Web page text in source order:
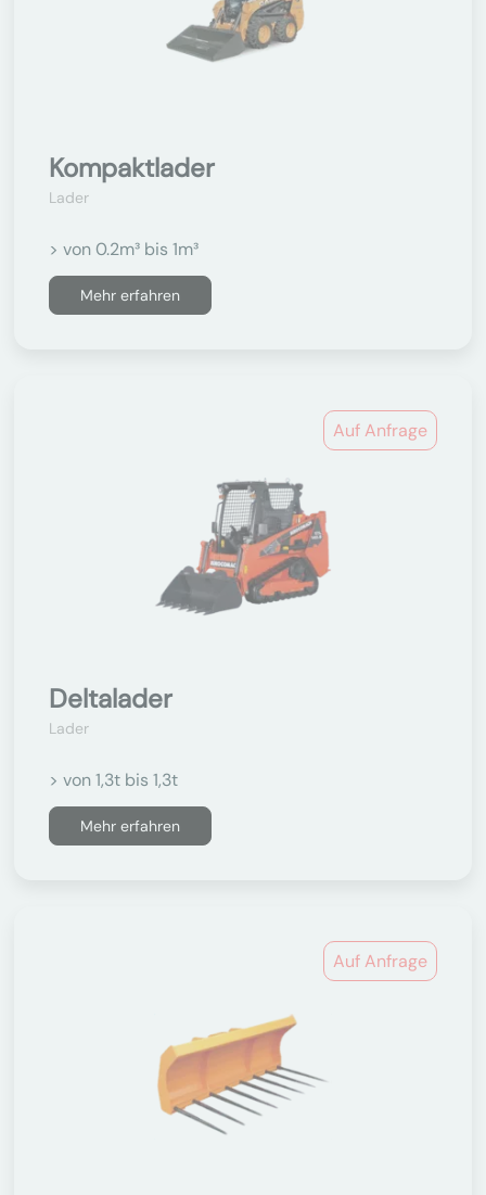
Kompaktlader
Lader
> von 0.2m³ bis 1m³
Mehr erfahren
Auf Anfrage
Deltalader
Lader
> von 1,3t bis 1,3t
Mehr erfahren
Auf Anfrage